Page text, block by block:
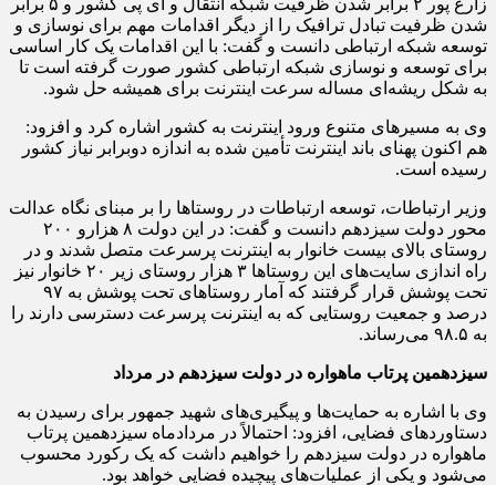
شدن ظرفیت تبادل ترافیک را از دیگر اقدامات مهم برای نوسازی و
توسعه شبکه ارتباطی دانست و گفت: با این اقدامات یک کار اساسی
برای توسعه و نوسازی شبکه ارتباطی کشور صورت گرفته است تا
به شکل ریشه‌ای مساله سرعت اینترنت برای همیشه حل شود.
وی به مسیرهای متنوع ورود اینترنت به کشور اشاره کرد و افزود:
هم اکنون پهنای باند اینترنت تأمین شده به اندازه دوبرابر نیاز کشور
رسیده است.
وزیر ارتباطات، توسعه ارتباطات در روستاها را بر مبنای نگاه عدالت
محور دولت سیزدهم دانست و گفت: در این دولت ۸ هزارو ۲۰۰
روستای بالای بیست خانوار به اینترنت پرسرعت متصل شدند و در
راه اندازی سایت‌های این روستاها ۳ هزار روستای زیر ۲۰ خانوار نیز
تحت پوشش قرار گرفتند که آمار روستاهای تحت پوشش به ۹۷
درصد و جمعیت روستایی که به اینترنت پرسرعت دسترسی دارند را
به ۹۸.۵ می‌رساند.
سیزدهمین پرتاب ماهواره در دولت سیزدهم در مرداد
وی با اشاره به حمایت‌ها و پیگیری‌های شهید جمهور برای رسیدن به
دستاوردهای فضایی، افزود: احتمالاً در مردادماه سیزدهمین پرتاب
ماهواره در دولت سیزدهم را خواهیم داشت که یک رکورد محسوب
می‌شود و یکی از عملیات‌های پیچیده فضایی خواهد بود.